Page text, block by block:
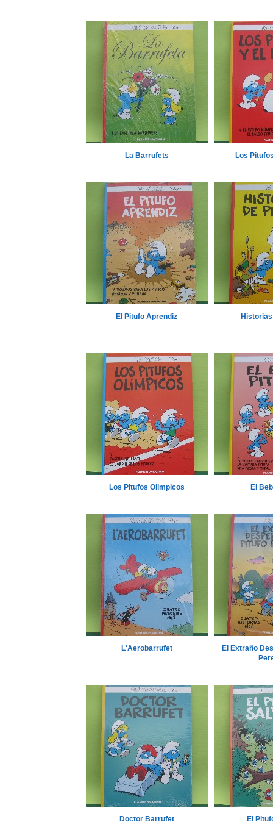
La Barrufets Los
El Pitufo Aprendiz
Los Pitufos Olimpicos El
L'Aerobarrufet
El Extraño
Doctor Barrufet El